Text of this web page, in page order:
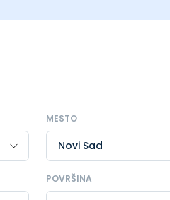
MESTO
POVRŠINA